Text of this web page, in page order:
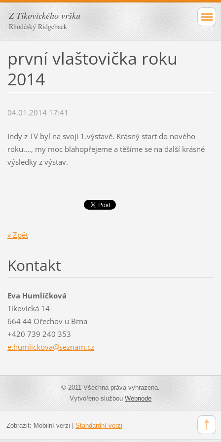
Z Tikovického vršku
Rhodéský Ridgeback
první vlaštovička roku
2014
04.01.2014 17:41
Indy z TV byl na svojí 1.výstavě. Krásný start do nového
roku...., my moc blahopřejeme a těšíme se na další krásné
výsledky z výstav.
« Zpět
Kontakt
Eva Humlíčková
Tikovická 14
664 44 Ořechov u Brna
+420 739 240 353
e.humlickova@seznam.cz
© 2011 Všechna práva vyhrazena.
Vytvořeno službouWebnode
Zobrazit: Mobilní verzi Standardní verzi